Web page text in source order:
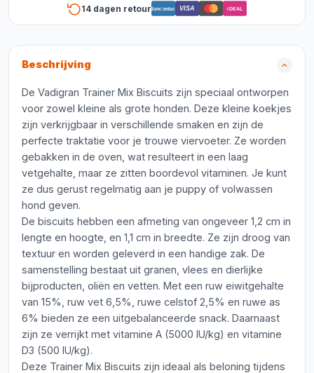
14 dagen retourBancontact VISA iDEAL
Beschrijving
De Vadigran Trainer Mix Biscuits zijn speciaal ontworpen
voor zowel kleine als grote honden. Deze kleine koekjes
zijn verkrijgbaar in verschillende smaken en zijn de
perfecte traktatie voor je trouwe viervoeter. Ze worden
gebakken in de oven, wat resulteert in een laag
vetgehalte, maar ze zitten boordevol vitaminen. Je kunt
ze dus gerust regelmatig aan je puppy of volwassen
hond geven.
De biscuits hebben een afmeting van ongeveer 1,2 cm in
lengte en hoogte, en 1,1 cm in breedte. Ze zijn droog van
textuur en worden geleverd in een handige zak. De
samenstelling bestaat uit granen, vlees en dierlijke
bijproducten, oliën en vetten. Met een ruw eiwitgehalte
van 15%, ruw vet 6,5%, ruwe celstof 2,5% en ruwe as
6% bieden ze een uitgebalanceerde snack. Daarnaast
zijn ze verrijkt met vitamine A (5000 IU/kg) en vitamine
D3 (500 IU/kg).
Deze Trainer Mix Biscuits zijn ideaal als beloning tijdens